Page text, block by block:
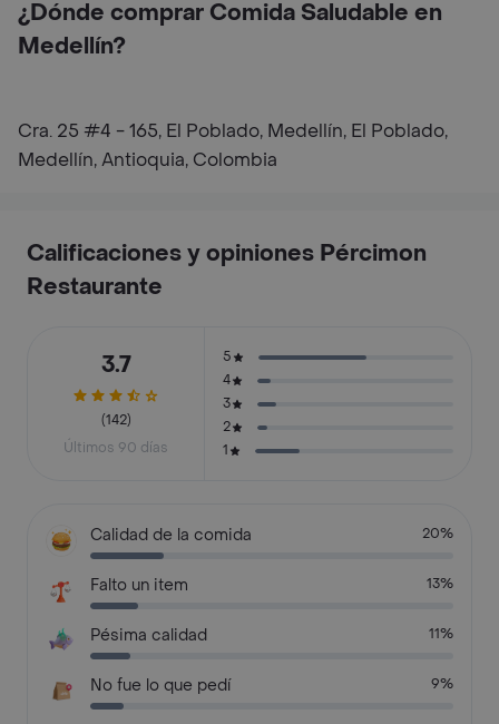
¿Dónde comprar Comida Saludable en
Medellín?
Cra. 25 #4 - 165, El Poblado, Medellín, El Poblado,
Medellín, Antioquia, Colombia
Calificaciones y opiniones Pércimon
Restaurante
3.7
(142)
Últimos 90 días
5
4
3
2
1
Calidad de la comida 20%
Falto un item 13%
Pésima calidad 11%
No fue lo que pedí 9%